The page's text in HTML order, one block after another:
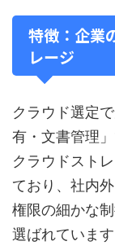
特徴：企業
レージ
クラウド選定
有・文書管理
クラウドスト
ており、社内
権限の細かな
選ばれています